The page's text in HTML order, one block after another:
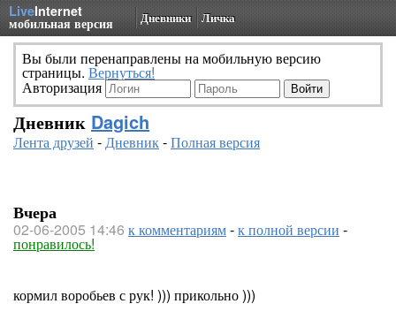
LiveInternet
мобильная версия Дневники Личка
Вы были перенаправлены на мобильную версию
страницы. Вернуться!
Авторизация
Дневник Dagich
Лента друзей -Дневник-Полная версия
Вчера
02-06-2005 14:46 к комментариям-к полной версии -
понравилось!
кормил воробьев с рук! ))) прикольно )))